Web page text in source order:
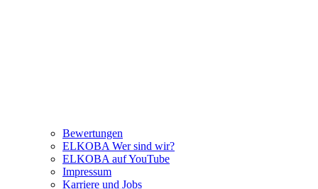
Bewertungen
ELKOBA Wer sind wir?
ELKOBA auf YouTube
Impressum
Karriere und Jobs